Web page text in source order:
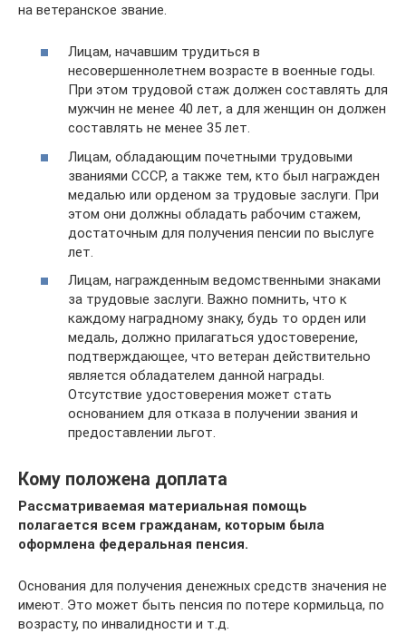
на ветеранское звание.
Лицам, начавшим трудиться в
несовершеннолетнем возрасте в военные годы.
При этом трудовой стаж должен составлять для
мужчин не менее 40 лет, а для женщин он должен
составлять не менее 35 лет.
Лицам, обладающим почетными трудовыми
званиями СССР, а также тем, кто был награжден
медалью или орденом за трудовые заслуги. При
этом они должны обладать рабочим стажем,
достаточным для получения пенсии по выслуге
лет.
Лицам, награжденным ведомственными знаками
за трудовые заслуги. Важно помнить, что к
каждому наградному знаку, будь то орден или
медаль, должно прилагаться удостоверение,
подтверждающее, что ветеран действительно
является обладателем данной награды.
Отсутствие удостоверения может стать
основанием для отказа в получении звания и
предоставлении льгот.
Кому положена доплата
Рассматриваемая материальная помощь
полагается всем гражданам, которым была
оформлена федеральная пенсия.
Основания для получения денежных средств значения не
имеют. Это может быть пенсия по потере кормильца, по
возрасту, по инвалидности и т.д.